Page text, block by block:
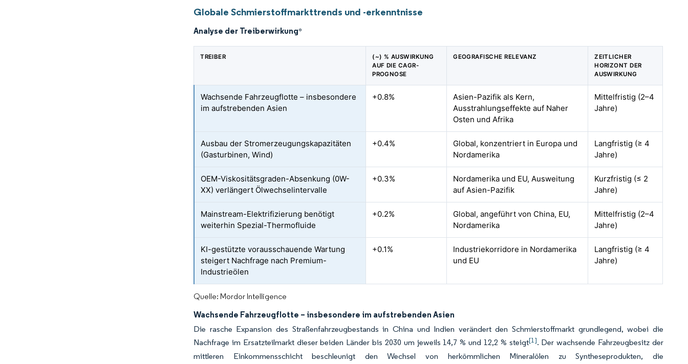
Globale Schmierstoffmarkttrends und -erkenntnisse
Analyse der Treiberwirkung*
TREIBER
(~) % AUSWIRKUNG
AUF DIE CAGR-
PROGNOSE
GEOGRAFISCHE RELEVANZ
ZEITLICHER
HORIZONT DER
AUSWIRKUNG
Wachsende Fahrzeugflotte – insbesondere
im aufstrebenden Asien
+0.8%
Asien-Pazifik als Kern,
Ausstrahlungseffekte auf Naher
Osten und Afrika
Mittelfristig (2–4
Jahre)
Ausbau der Stromerzeugungskapazitäten
(Gasturbinen, Wind)
+0.4%
Global, konzentriert in Europa und
Nordamerika
Langfristig (≥ 4
Jahre)
OEM-Viskositätsgraden-Absenkung (0W-
XX) verlängert Ölwechselintervalle
+0.3%
Nordamerika und EU, Ausweitung
auf Asien-Pazifik
Kurzfristig (≤ 2
Jahre)
Mainstream-Elektrifizierung benötigt
weiterhin Spezial-Thermofluide
+0.2%
Global, angeführt von China, EU,
Nordamerika
Mittelfristig (2–4
Jahre)
KI-gestützte vorausschauende Wartung
steigert Nachfrage nach Premium-
Industrieölen
+0.1%
Industriekorridore in Nordamerika
und EU
Langfristig (≥ 4
Jahre)
Quelle: Mordor Intelligence
Wachsende Fahrzeugflotte – insbesondere im aufstrebenden Asien
Die rasche Expansion des Straßenfahrzeugbestands in China und Indien verändert den Schmierstoffmarkt grundlegend, wobei die
Nachfrage im Ersatzteilmarkt dieser beiden Länder bis 2030 um jeweils 14,7 % und 12,2 % steigt[1]. Der wachsende Fahrzeugbesitz der
mittleren Einkommensschicht beschleunigt den Wechsel von herkömmlichen Mineralölen zu Syntheseprodukten, die